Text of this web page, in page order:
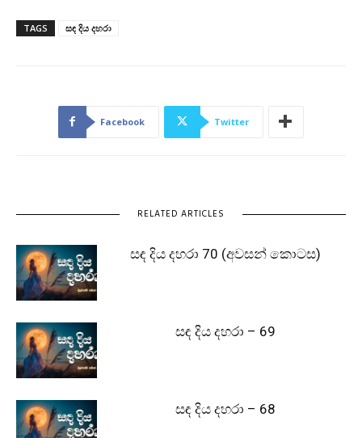
TAGS සඳ දිය දහරා
Facebook Twitter
RELATED ARTICLES
සඳ දිය දහරා 70 (අවසන් කොටස)
සඳ දිය දහරා – 69
සඳ දිය දහරා – 68